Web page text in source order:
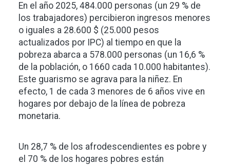
En el año 2025, 484.000 personas (un 29 % de
los trabajadores) percibieron ingresos menores
o iguales a 28.600 $ (25.000 pesos
actualizados por IPC) al tiempo en que la
pobreza abarca a 578.000 personas (un 16,6 %
de la población, o 1660 cada 10.000 habitantes).
Este guarismo se agrava para la niñez. En
efecto, 1 de cada 3 menores de 6 años vive en
hogares por debajo de la línea de pobreza
monetaria.
Un 28,7 % de los afrodescendientes es pobre y
el 70 % de los hogares pobres están